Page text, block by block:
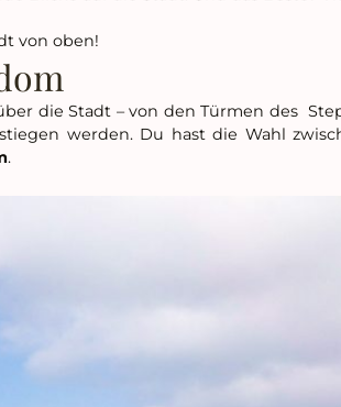
von oben!
die Stadt – von den Türmen des
werden. Du hast die Wahl
.